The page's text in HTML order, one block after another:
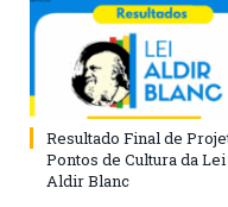
Resultado Final de
Pontos de Cultura da Lei
Aldir Blanc